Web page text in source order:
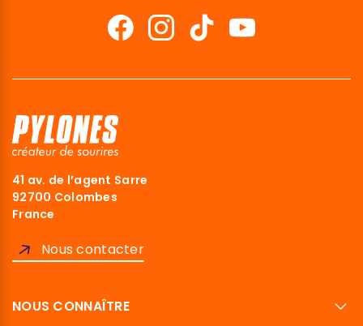
41 av. de l’agent Sarre
92700 Colombes
France
Nous contacter
NOUS CONNAÎTRE